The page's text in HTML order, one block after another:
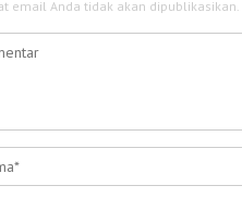
email Anda tidak akan dipublikasikan.